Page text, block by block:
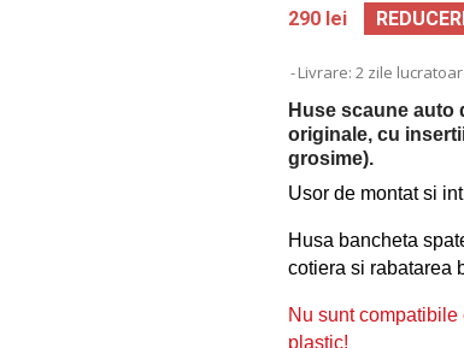
290 lei
Livrare: 2 zile
Huse scaune auto
originale, cu
grosime).
Usor de montat si
Husa bancheta
cotiera si rabatarea
Nu sunt
plastic!